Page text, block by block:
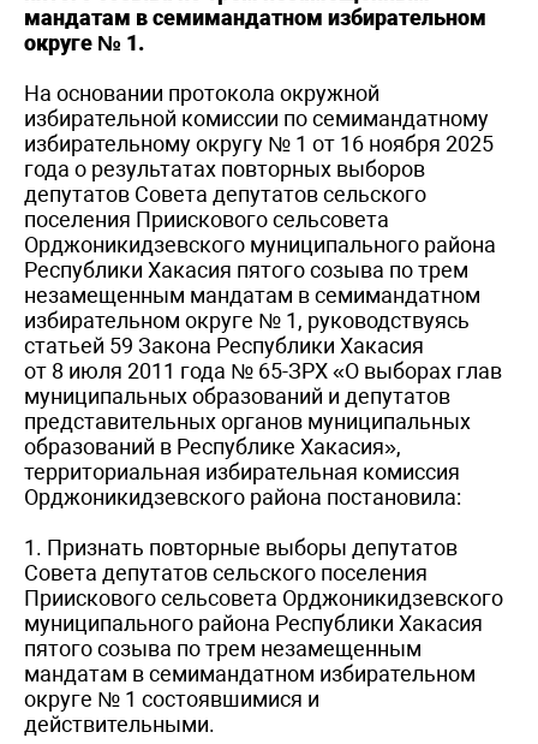
мандатам в семимандатном избирательном
округе № 1.
На основании протокола окружной
избирательной комиссии по семимандатному
избирательному округу № 1 от 16 ноября 2025
года о результатах повторных выборов
депутатов Совета депутатов сельского
поселения Приискового сельсовета
Орджоникидзевского муниципального района
Республики Хакасия пятого созыва по трем
незамещенным мандатам в семимандатном
избирательном округе № 1, руководствуясь
статьей 59 Закона Республики Хакасия
от 8 июля 2011 года № 65-ЗРХ «О выборах глав
муниципальных образований и депутатов
представительных органов муниципальных
образований в Республике Хакасия»,
территориальная избирательная комиссия
Орджоникидзевского района постановила:
1. Признать повторные выборы депутатов
Совета депутатов сельского поселения
Приискового сельсовета Орджоникидзевского
муниципального района Республики Хакасия
пятого созыва по трем незамещенным
мандатам в семимандатном избирательном
округе № 1 состоявшимися и
действительными.